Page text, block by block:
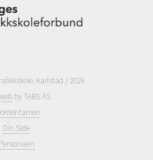
Karlstad / 2026
by TABS AS
Din Side
Personvern